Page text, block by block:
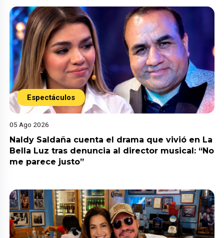
Espectáculos
05 Ago 2026
Naldy Saldaña cuenta el drama que vivió en La
Bella Luz tras denuncia al director musical: “No
me parece justo”